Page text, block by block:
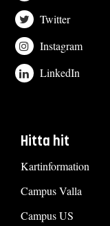
Twitter
Instagram
LinkedIn
Hitta hit
Kartinformation
Campus Valla
Campus US